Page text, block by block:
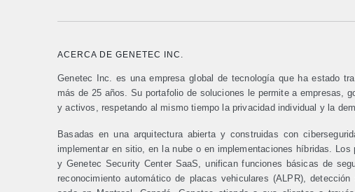
ACERCA DE GENETEC INC.
Genetec Inc. es una empresa global de tecnología que ha estado
más de 25 años. Su portafolio de soluciones le permite a empresas,
y activos, respetando al mismo tiempo la privacidad individual y la
Basadas en una arquitectura abierta y construidas con
implementar en sitio, en la nube o en implementaciones híbridas.
y Genetec Security Center SaaS, unifican funciones básicas de
reconocimiento automático de placas vehiculares (ALPR),